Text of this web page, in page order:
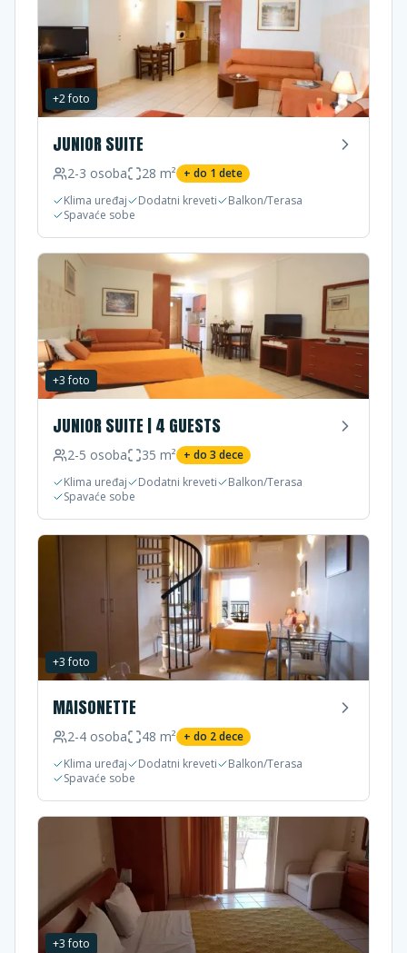
+2foto
JUNIOR SUITE
2-3 osoba 28 m² + do 1 dete
Klima uređaj
Dodatni kreveti
Balkon/Terasa
Spavaće sobe
+3foto
JUNIOR SUITE | 4 GUESTS
2-5 osoba 35 m² + do 3 dece
Klima uređaj
Dodatni kreveti
Balkon/Terasa
Spavaće sobe
+3foto
MAISONETTE
2-4 osoba 48 m² + do 2dece
Klima uređaj
Dodatni kreveti
Balkon/Terasa
Spavaće sobe
+3foto